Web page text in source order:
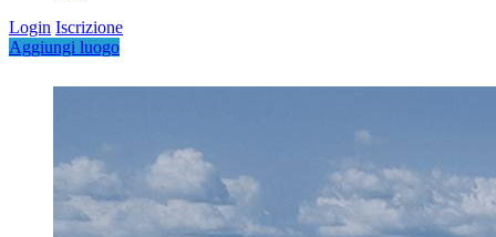
Login Iscrizione
Aggiungi luogo